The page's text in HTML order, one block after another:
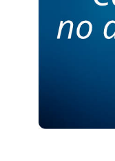
PERSONALES DE
SERVICIO